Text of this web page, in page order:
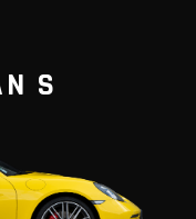
S